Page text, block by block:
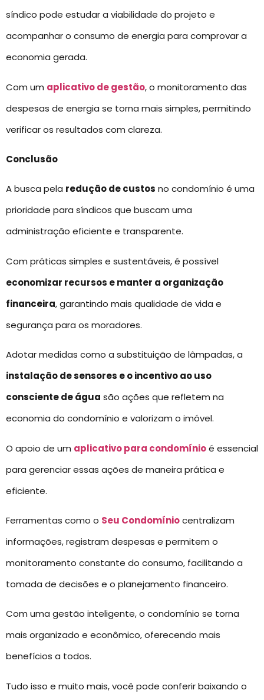
síndico pode estudar a viabilidade do projeto e
acompanhar o consumo de energia para comprovar a
economia gerada.
Com um aplicativo de gestão, o monitoramento das
despesas de energia se torna mais simples, permitindo
verificar os resultados com clareza.
Conclusão
A busca pela redução de custos no condomínio é uma
prioridade para síndicos que buscam uma
administração eficiente e transparente.
Com práticas simples e sustentáveis, é possível
economizar recursos e manter a organização
financeira, garantindo mais qualidade de vida e
segurança para os moradores.
Adotar medidas como a substituição de lâmpadas, a
instalação de sensores e o incentivo ao uso
consciente de água são ações que refletem na
economia do condomínio e valorizam o imóvel.
O apoio de um aplicativo para condomínioé essencial
para gerenciar essas ações de maneira prática e
eficiente.
Ferramentas como o Seu Condomíniocentralizam
informações, registram despesas e permitem o
monitoramento constante do consumo, facilitando a
tomada de decisões e o planejamento financeiro.
Com uma gestão inteligente, o condomínio se torna
mais organizado e econômico, oferecendo mais
benefícios a todos.
Tudo isso e muito mais, você pode conferir baixando o